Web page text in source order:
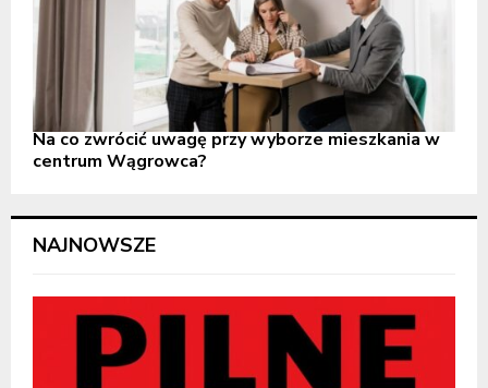
Na co zwrócić uwagę przy wyborze mieszkania w
centrum Wągrowca?
NAJNOWSZE